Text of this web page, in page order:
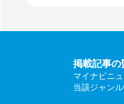
掲載記事の
マイナビニ
当該ジャン